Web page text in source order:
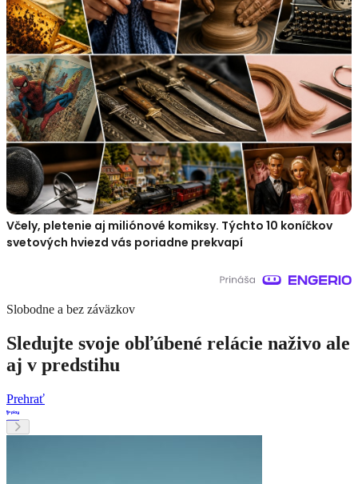
Včely, pletenie aj miliónové komiksy. Týchto 10 koníčkov
svetových hviezd vás poriadne prekvapí
Slobodne a bez záväzkov
Sledujte svoje obľúbené relácie naživo ale
aj v predstihu
Prehrať